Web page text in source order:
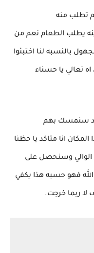
تطلب منه
يطلب الطعام نعم من
بالنسبه لنا اختبئوا
تعالي يا حسناء
بعد سنمسك بهم
انا متاكد يا حظنا
وسنحصل على
فهو حسبه هذا يكفي
لا ربما خرجت.